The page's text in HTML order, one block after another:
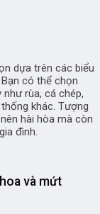
dựa trên các biểu
có thể chọn
rùa, cá chép,
khác. Tượng
hài hòa mà còn
đình.
và mứt